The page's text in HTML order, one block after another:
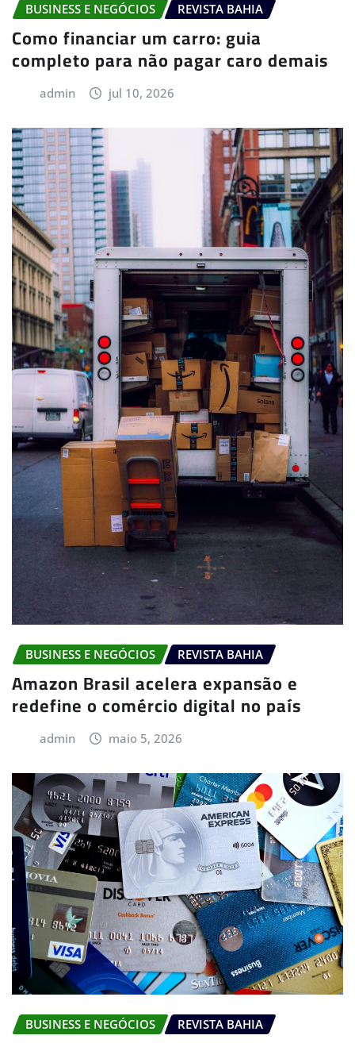
BUSINESS E NEGÓCIOS REVISTA BAHIA
Como financiar um carro: guia
completo para não pagar caro demais
admin jul 10, 2026
BUSINESS E NEGÓCIOS REVISTA BAHIA
Amazon Brasil acelera expansão e
redefine o comércio digital no país
admin maio 5, 2026
BUSINESS E NEGÓCIOS REVISTA BAHIA